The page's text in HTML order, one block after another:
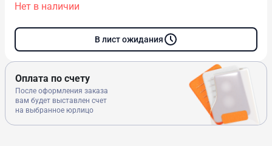
Нет в наличии
В лист ожидания
Оплата по счету
После оформления заказа
вам будет выставлен счет
на выбранное юрлицо